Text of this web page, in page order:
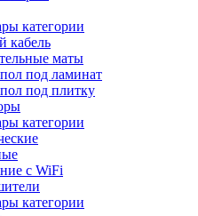
категории
кабель
маты
под ламинат
под плитку
категории
с WiFi
категории